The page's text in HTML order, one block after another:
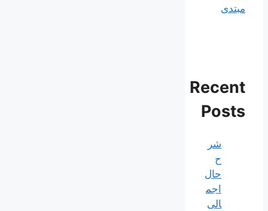
مبتدی
Recent
Posts
شر
ح
حال
اجم
الی